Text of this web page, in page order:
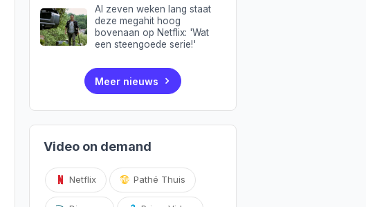
Al zeven weken lang staat
deze megahit hoog
bovenaan op Netflix: 'Wat
een steengoede serie!'
Meer nieuws
Video on demand
Netflix Pathé Thuis